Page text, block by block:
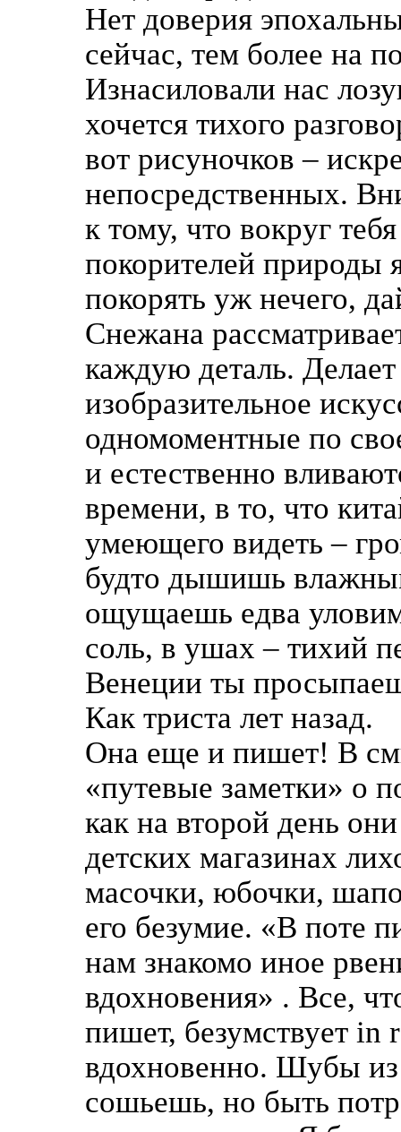
Нет доверия
сейчас, тем более на
Изнасиловали нас
хочется тихого
вот рисуночков –
непосредственных.
к тому, что вокруг
покорителей природы
покорять уж нечего,
Снежана
каждую деталь.
изобразительное
одномоментные по
и естественно
времени, в то, что
умеющего видеть –
будто дышишь
ощущаешь едва
соль, в ушах – тихий
Венеции ты
Как триста лет назад.
Она еще и пишет! В
«путевые заметки» о
как на второй день
детских магазинах
масочки, юбочки,
его безумие. «В поте
нам знакомо иное
вдохновения» . Все,
пишет, безумствует in
вдохновенно. Шубы из
сошьешь, но быть